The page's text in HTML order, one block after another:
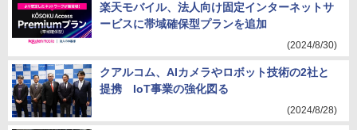
楽天モバイル、法人向け固定インターネットサ
ービスに帯域確保型プランを追加
(2024/8/30)
クアルコム、AIカメラやロボット技術の2社と
提携 IoT事業の強化図る
(2024/8/28)